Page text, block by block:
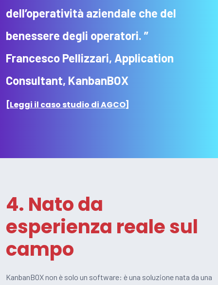
dell’operatività aziendale che del
benessere degli operatori. ”
Francesco Pellizzari, Application
Consultant, KanbanBOX
[Leggi il caso studio di AGCO]
4. Nato da
esperienza reale sul
campo
KanbanBOX non è solo un software: è una soluzione nata da una